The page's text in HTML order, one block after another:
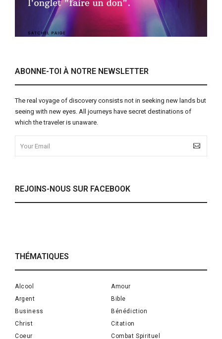
ABONNE-TOI À NOTRE NEWSLETTER
The real voyage of discovery consists not in seeking new lands but
seeing with new eyes. All journeys have secret destinations of
which the traveler is unaware.
REJOINS-NOUS SUR FACEBOOK
THÉMATIQUES
Alcool
Amour
Argent
Bible
Business
Bénédiction
Christ
Citation
Coeur
Combat Spirituel